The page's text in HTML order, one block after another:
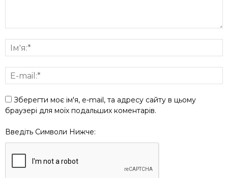
Зберегти моє ім'я, e-mail, та адресу сайту в цьому
браузері для моїх подальших коментарів.
Введіть Символи Нижче: